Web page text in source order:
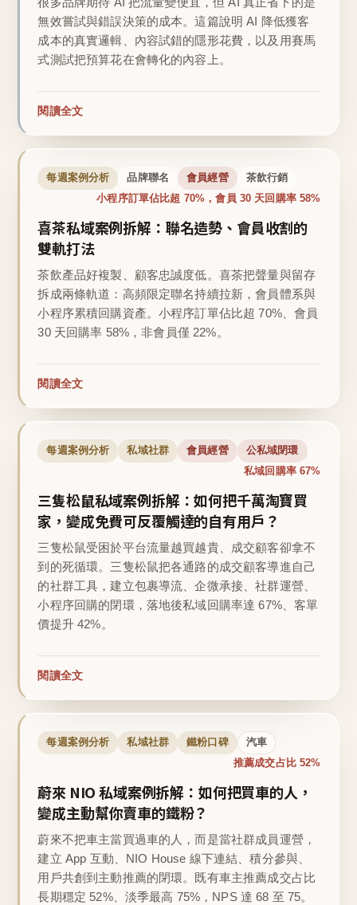
無效嘗試與錯誤決策的成本。這篇說明 AI 降低獲客
成本的真實邏輯、內容試錯的隱形花費，以及用賽馬
式測試把預算花在會轉化的內容上。
閱讀全文
每週案例分析 品牌聯名 會員經營 茶飲行銷
小程序訂單佔比超 70%，會員 30 天回購率 58%
喜茶私域案例拆解：聯名造勢、會員收割的
雙軌打法
茶飲產品好複製、顧客忠誠度低。喜茶把聲量與留存
拆成兩條軌道：高頻限定聯名持續拉新，會員體系與
小程序累積回購資產。小程序訂單佔比超 70%、會員
30 天回購率 58%，非會員僅 22%。
閱讀全文
每週案例分析 私域社群 會員經營 公私域閉環
私域回購率 67%
三隻松鼠私域案例拆解：如何把千萬淘寶買
家，變成免費可反覆觸達的自有用戶？
三隻松鼠受困於平台流量越買越貴、成交顧客卻拿不
到的死循環。三隻松鼠把各通路的成交顧客導進自己
的社群工具，建立包裹導流、企微承接、社群運營、
小程序回購的閉環，落地後私域回購率達 67%、客單
價提升 42%。
閱讀全文
每週案例分析 私域社群 鐵粉口碑 汽車
推薦成交占比 52%
蔚來 NIO 私域案例拆解：如何把買車的人，
變成主動幫你賣車的鐵粉？
蔚來不把車主當買過車的人，而是當社群成員運營，
建立 App 互動、NIO House 線下連結、積分參與、
用戶共創到主動推薦的閉環。既有車主推薦成交占比
長期穩定 52%、淡季最高 75%，NPS 達 68 至 75。